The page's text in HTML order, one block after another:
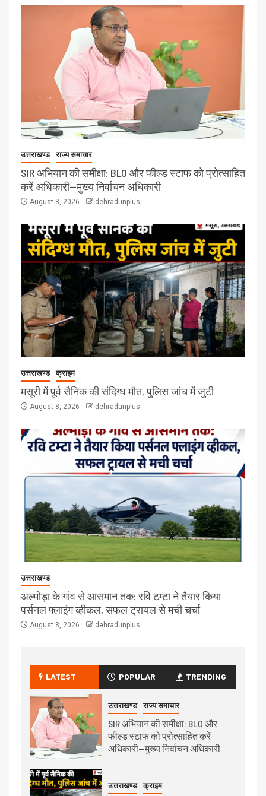
उत्तराखण्ड राज्य समाचार
SIR अभियान की समीक्षा: BLO और फील्ड स्टाफ को प्रोत्साहित
करें अधिकारी—मुख्य निर्वाचन अधिकारी
August 8, 2026 dehradunplus
उत्तराखण्ड क्राइम
मसूरी में पूर्व सैनिक की संदिग्ध मौत, पुलिस जांच में जुटी
August 8, 2026 dehradunplus
उत्तराखण्ड
अल्मोड़ा के गांव से आसमान तक: रवि टम्टा ने तैयार किया
पर्सनल फ्लाइंग व्हीकल, सफल ट्रायल से मची चर्चा
August 8, 2026 dehradunplus
LATEST POPULAR TRENDING
उत्तराखण्ड राज्य समाचार
SIR अभियान की समीक्षा: BLO और
फील्ड स्टाफ को प्रोत्साहित करें
अधिकारी—मुख्य निर्वाचन अधिकारी
उत्तराखण्ड क्राइम